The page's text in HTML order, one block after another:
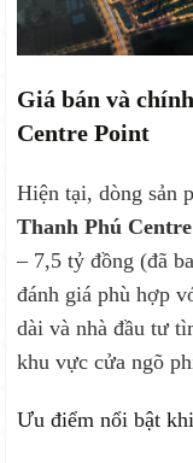
Giá bán và
Centre Point
Hiện tại, dòng sản
Thanh Phú
– 7,5 tỷ đồng (đã
đánh giá phù hợp
dài và nhà đầu tư
khu vực cửa ngõ
Ưu điểm nổi bật